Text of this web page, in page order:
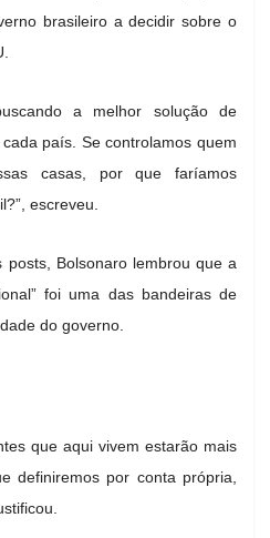
brasileiro a decidir sobre o
a melhor solução de
país. Se controlamos quem
casas, por que faríamos
escreveu.
posts, Bolsonaro lembrou que a
foi uma das bandeiras de
do governo.
que aqui vivem estarão mais
definiremos por conta própria,